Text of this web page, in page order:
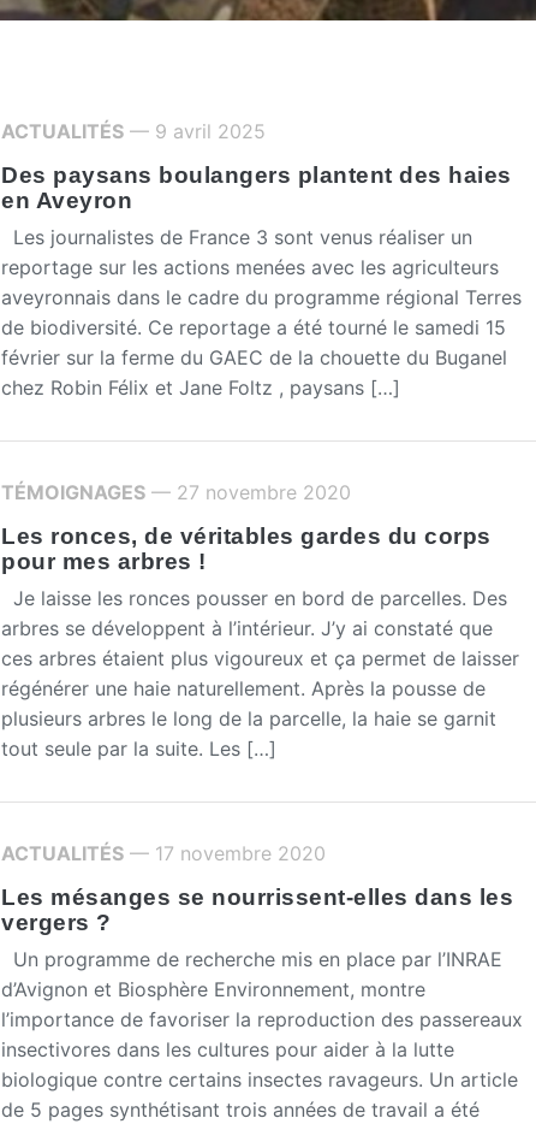
ACTUALITÉS — 9 avril 2025
Des paysans boulangers plantent des haies
en Aveyron
Les journalistes de France 3 sont venus réaliser un
reportage sur les actions menées avec les agriculteurs
aveyronnais dans le cadre du programme régional Terres
de biodiversité. Ce reportage a été tourné le samedi 15
février sur la ferme du GAEC de la chouette du Buganel
chez Robin Félix et Jane Foltz , paysans […]
TÉMOIGNAGES — 27 novembre 2020
Les ronces, de véritables gardes du corps
pour mes arbres !
Je laisse les ronces pousser en bord de parcelles. Des
arbres se développent à l’intérieur. J’y ai constaté que
ces arbres étaient plus vigoureux et ça permet de laisser
régénérer une haie naturellement. Après la pousse de
plusieurs arbres le long de la parcelle, la haie se garnit
tout seule par la suite. Les […]
ACTUALITÉS — 17 novembre 2020
Les mésanges se nourrissent-elles dans les
vergers ?
Un programme de recherche mis en place par l’INRAE
d’Avignon et Biosphère Environnement, montre
l’importance de favoriser la reproduction des passereaux
insectivores dans les cultures pour aider à la lutte
biologique contre certains insectes ravageurs. Un article
de 5 pages synthétisant trois années de travail a été